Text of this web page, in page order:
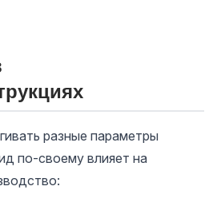
разные параметры
по-своему влияет на